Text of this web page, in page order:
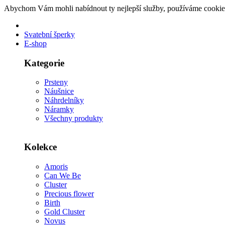
Abychom Vám mohli nabídnout ty nejlepší služby, používáme
Svatební šperky
E-shop
Kategorie
Prsteny
Náušnice
Náhrdelníky
Náramky
Všechny produkty
Kolekce
Amoris
Can We Be
Cluster
Precious flower
Birth
Gold Cluster
Novus